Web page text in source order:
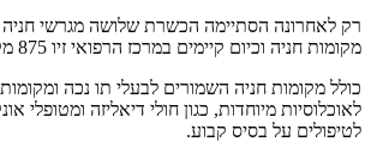
מקומות חניה וכיום קיימים במרכז הרפואי זיו 875 מקומות חניה.
כולל מקומות חניה השמורים לבעלי תו נכה
לאוכלוסיות מיוחדות, כגון חולי דיאליזה ומטופלי
לטיפולים על בסיס קבוע.